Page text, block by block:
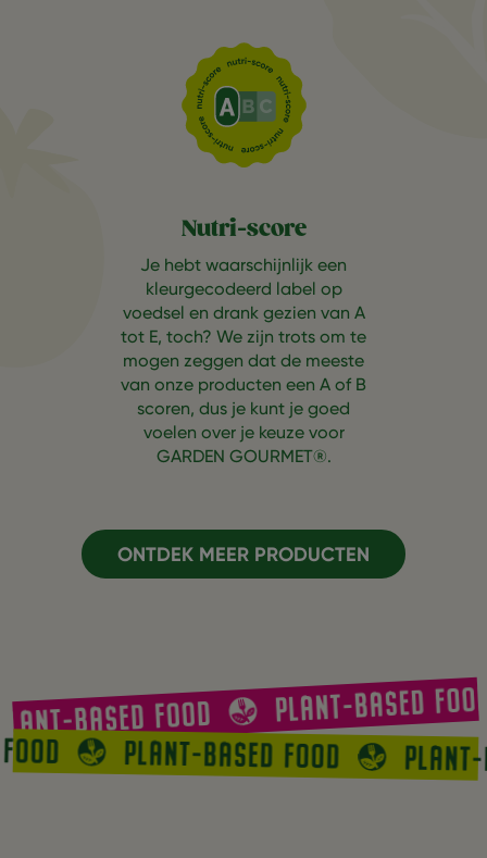
Nutri-score
Je hebt waarschijnlijk een
kleurgecodeerd label op
voedsel en drank gezien van A
tot E, toch? We zijn trots om te
mogen zeggen dat de meeste
van onze producten een A of B
scoren, dus je kunt je goed
voelen over je keuze voor
GARDEN GOURMET®.
ONTDEK MEER PRODUCTEN
BASED FOOD PLANT-BASED FOOD
PLANT-BASED FOOD